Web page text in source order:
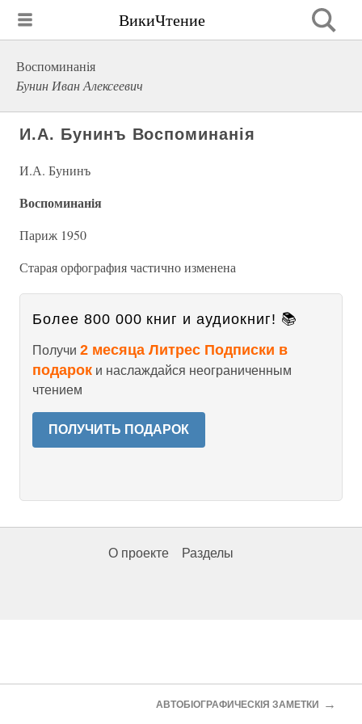
ВикиЧтение
Воспоминанiя
Бунин Иван Алексеевич
И.А. Бунинъ Воспоминанiя
И.А. Бунинъ
Воспоминанiя
Париж 1950
Старая орфография частично изменена
Более 800 000 книг и аудиокниг! 📚
Получи 2 месяца Литрес Подписки в
подарок и наслаждайся неограниченным
чтением
ПОЛУЧИТЬ ПОДАРОК
О проекте Разделы
АВТОБIOГРАФИЧЕСКIЯ ЗАМЕТКИ →